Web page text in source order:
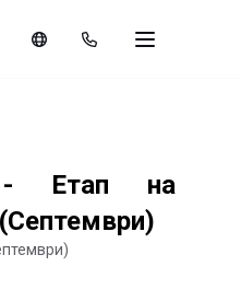
- Етап на